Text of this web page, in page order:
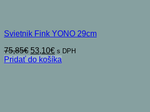
Svietnik Fink YONO 29cm
75,85€ Pôvodná
cena
53,10€Aktuálna
cena
s DPH
Pridať do košíka